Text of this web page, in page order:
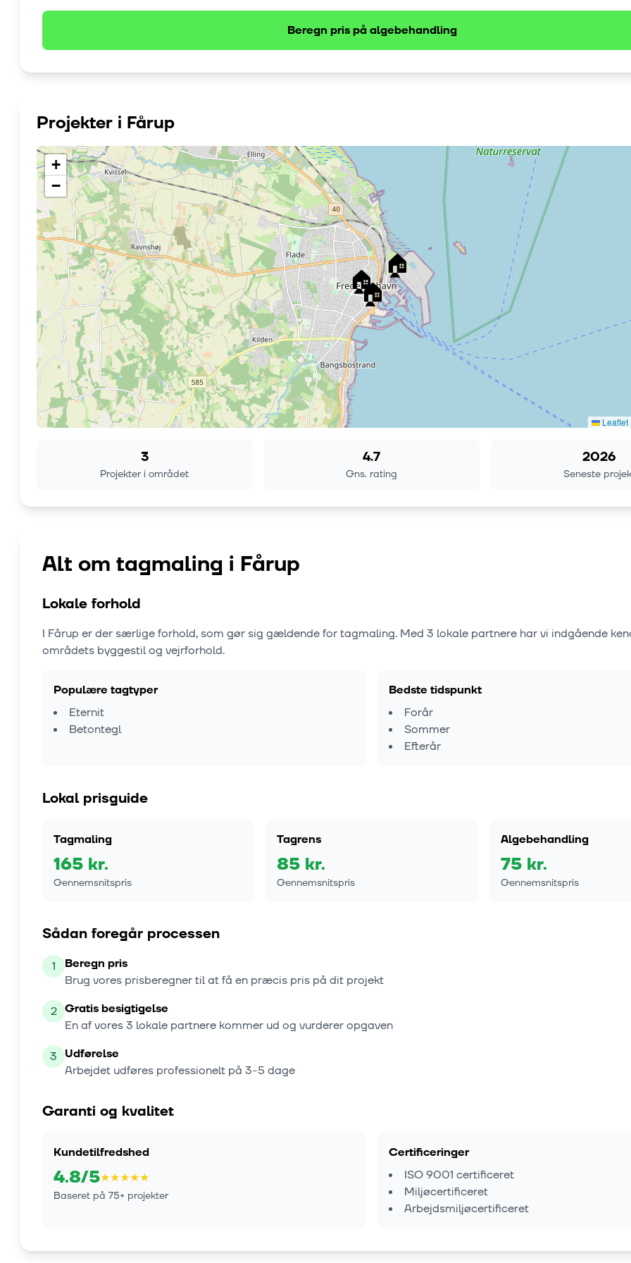
Beregn pris påalgebehandling
Projekter i Fårup
🏠
🏠 🏠
+
−
Leaflet
3
Projekter i området
4.7
Gns. rating
2026
Seneste
Alt om tagmaling i Fårup
Lokale forhold
I Fårup er der særlige forhold, som gør sig gældende for tagmaling. Med 3 lokale partnere har vi indgående
områdets byggestil og vejrforhold.
Populære tagtyper
Eternit
Betontegl
Bedste tidspunkt
Forår
Sommer
Efterår
Lokal prisguide
Tagmaling
165 kr.
Gennemsnitspris
Tagrens
85 kr.
Gennemsnitspris
Algebehandling
75kr.
Gennemsnitspris
Sådan foregår processen
1
Beregn pris
Brug vores prisberegner til at få en præcis pris på dit projekt
2 Gratis besigtigelse
En af vores3 lokale partnere kommer ud og vurderer opgaven
3 Udførelse
Arbejdet udføres professionelt på 3-5 dage
Garanti og kvalitet
Kundetilfredshed
4.8/5★★★★★
Baseret på 75+ projekter
Certificeringer
ISO 9001 certificeret
Miljøcertificeret
Arbejdsmiljøcertificeret